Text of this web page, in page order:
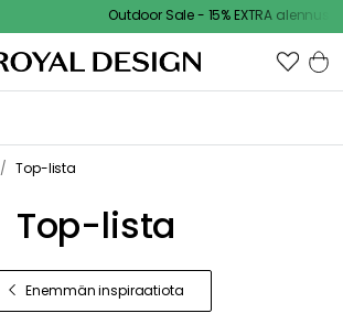
Outdoor Sale - 15% EXTRA alennus
/ Top-lista
Top-lista
Enemmän inspiraatiota